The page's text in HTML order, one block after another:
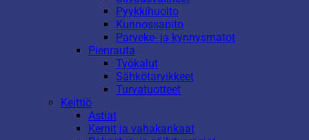
Pyykkihuolto
Kunnossapito
Parveke- ja kynnysmatot
Pienrauta
Työkalut
Sähkötarvikkeet
Turvatuotteet
Keittiö
Astiat
Kernit ja vahakankaat